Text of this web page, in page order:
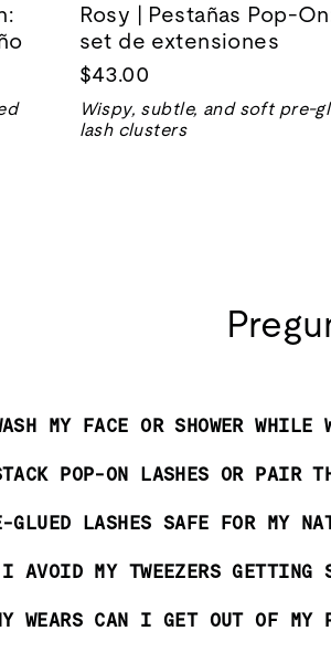
Rosy | Pestañas Pop-
set de extensiones
$43.00
Wispy, subtle, and soft pre-
lash clusters
MY FACE OR SHOWER WHILE
POP-ON LASHES OR PAIR
GLUED LASHES SAFE FOR MY
I AVOID MY TWEEZERS GETTING
WEARS CAN I GET OUT OF MY